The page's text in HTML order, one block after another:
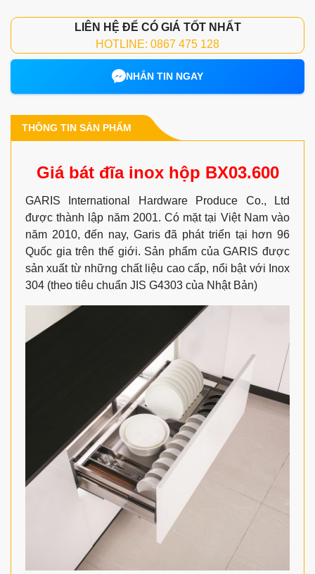
LIÊN HỆ ĐỂ CÓ GIÁ TỐT NHẤT
HOTLINE: 0867 475 128
NHẮN TIN NGAY
THÔNG TIN SẢN PHẨM
Giá bát đĩa inox hộp BX03.600
GARIS International Hardware Produce Co., Ltd
được thành lập năm 2001. Có mặt tại Việt Nam vào
năm 2010, đến nay, Garis đã phát triển tại hơn 96
Quốc gia trên thế giới. Sản phẩm của GARIS được
sản xuất từ những chất liệu cao cấp, nổi bật với Inox
304 (theo tiêu chuẩn JIS G4303 của Nhật Bản)